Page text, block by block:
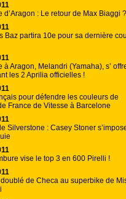
d’Aragon : Le retour de Max Biaggi ?
Baz partira 10e pour sa dernière
à Aragon, Melandri (Yamaha), s’
les 2 Aprilia officielles !
pour défendre les couleurs de
France de Vitesse à Barcelone
Silverstone : Casey Stoner
vise le top 3 en 600 Pirelli !
de Checa au superbike de